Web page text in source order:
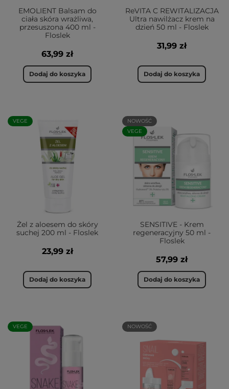
EMOLIENT Balsam do
ciała skóra wrażliwa,
przesuszona 400 ml -
Floslek
63,99 zł
Dodaj do koszyka
ReVITA C REWITALIZACJA
Ultra nawilżacz krem na
dzień 50 ml - Floslek
31,99 zł
Dodaj do koszyka
VEGE
Żel z aloesem do skóry
suchej 200 ml - Floslek
23,99 zł
Dodaj do koszyka
NOWOŚĆ
VEGE
SENSITIVE - Krem
regeneracyjny 50 ml -
Floslek
57,99 zł
Dodaj do koszyka
VEGE NOWOŚĆ